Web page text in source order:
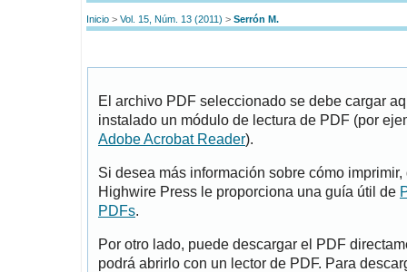
Inicio > Vol. 15, Núm. 13 (2011) > Serrón M.
El archivo PDF seleccionado se debe cargar
instalado un módulo de lectura de PDF (por
Adobe Acrobat Reader).
Si desea más información sobre cómo
Highwire Press le proporciona una guía útil de
PDFs.
Por otro lado, puede descargar el PDF
podrá abrirlo con un lector de PDF. Para